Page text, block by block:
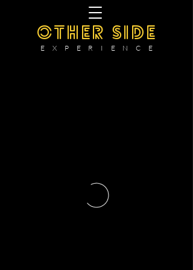
OTHER SIDE
E X P E R I E N C E